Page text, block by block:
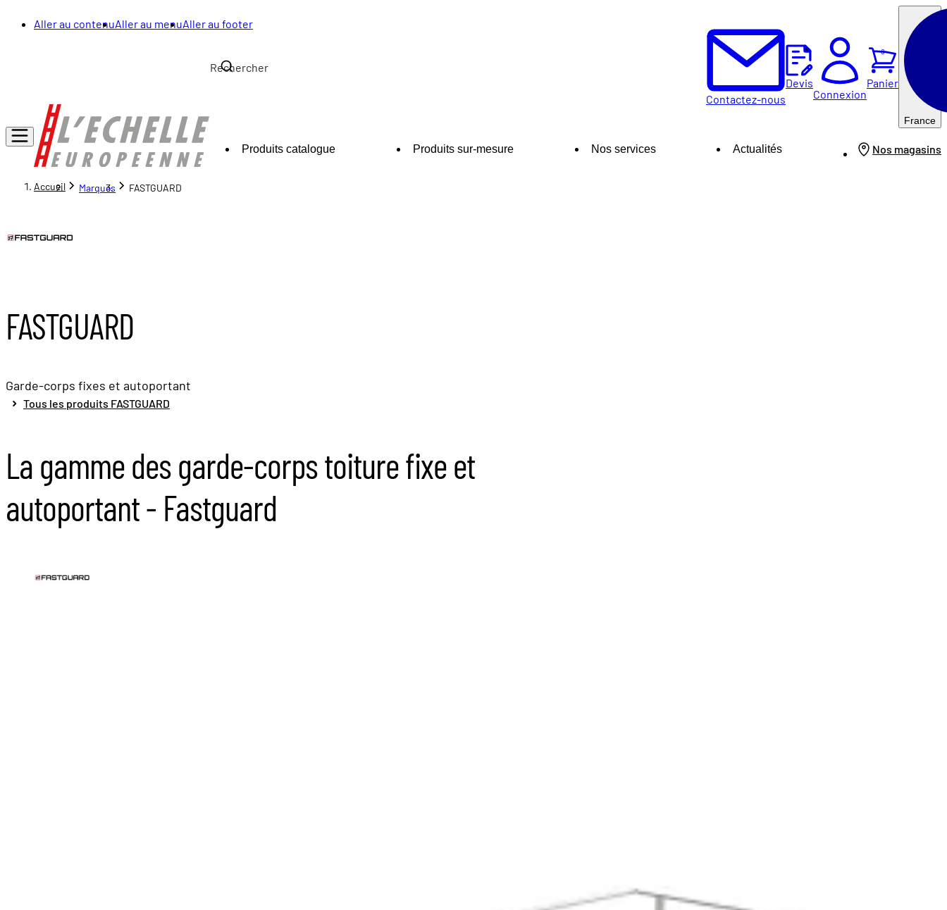
Aller au contenuAller au menuAller au footer
Contactez-nous
Devis
Connexion
Panier
0
France
Produits catalogue Produits sur-mesure Nos services Actualités Nos magasins
Accueil Marques FASTGUARD
FASTGUARD
Garde-corps fixes et autoportant
Tous les produits FASTGUARD
La gamme des garde-corps toiture fixe et
autoportant - Fastguard